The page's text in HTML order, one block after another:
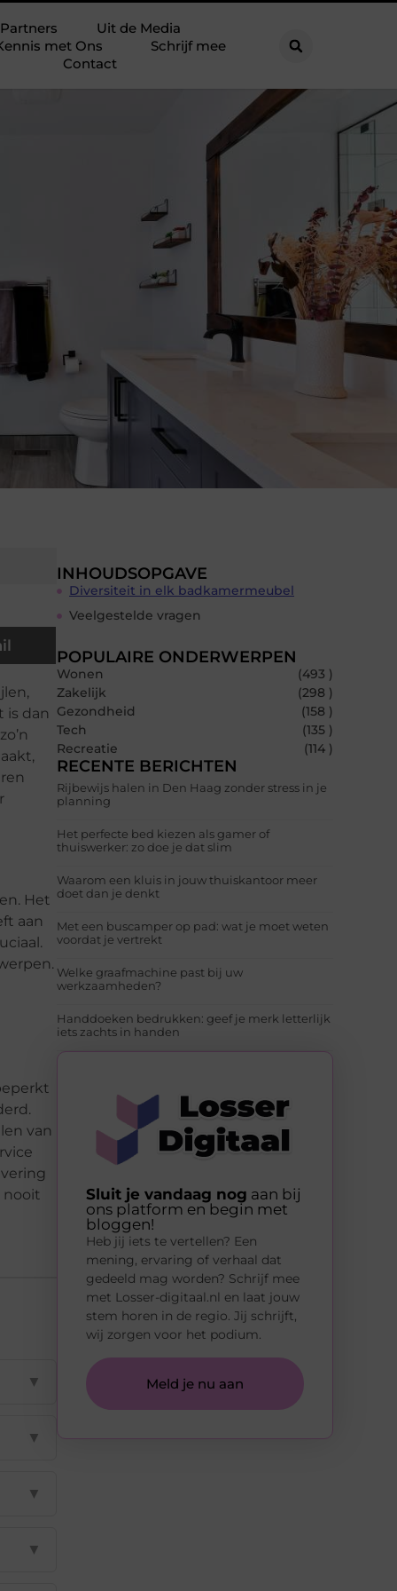
Partners
Uit de Media
met Ons
Schrijf mee
Contact
is dan
Het
aan
van
nooit
▼
▼
▼
▼
INHOUDSOPGAVE
Diversiteit in elk badkamermeubel
Veelgestelde vragen
POPULAIRE ONDERWERPEN
Wonen
(493 )
Zakelijk
(298 )
Gezondheid
(158 )
Tech
(135 )
Recreatie
(114 )
RECENTE BERICHTEN
Rijbewijs halen in Den Haag zonder stress in je
planning
Het perfecte bed kiezen als gamer of
thuiswerker: zo doe je dat slim
Waarom een kluis in jouw thuiskantoor meer
doet dan je denkt
Met een buscamper op pad: wat je moet weten
voordat je vertrekt
Welke graafmachine past bij uw
werkzaamheden?
Handdoeken bedrukken: geef je merk letterlijk
iets zachts in handen
Sluit je vandaag nog aan bij
ons platform en begin met
bloggen!
Heb jij iets te vertellen? Een
mening, ervaring of verhaal dat
gedeeld mag worden? Schrijf mee
met Losser-digitaal.nl en laat jouw
stem horen in de regio. Jij schrijft,
wij zorgen voor het podium.
Meld je nu aan